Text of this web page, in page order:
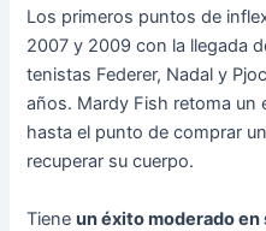
Los primeros puntos de
2007 y 2009 con la llegada
tenistas Federer, Nadal y
años. Mardy Fish retoma un
hasta el punto de comprar
recuperar su cuerpo.
Tieneun éxito moderado